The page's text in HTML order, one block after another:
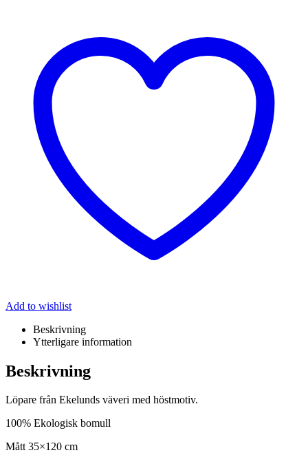
Add to wishlist
Beskrivning
Ytterligare information
Beskrivning
Löpare från Ekelunds väveri med höstmotiv.
100% Ekologisk bomull
Mått 35×120 cm